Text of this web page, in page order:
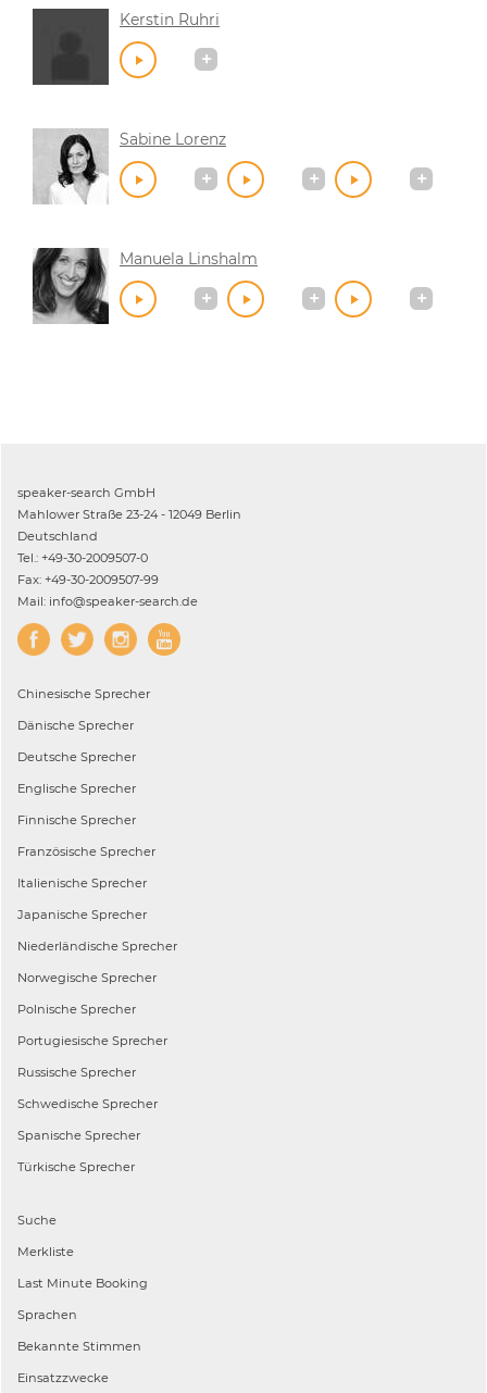
Kerstin Ruhri
Sabine Lorenz
Manuela Linshalm
speaker-search GmbH
Mahlower Straße 23-24 - 12049 Berlin
Deutschland
Tel.: +49-30-2009507-0
Fax: +49-30-2009507-99
Mail: info@speaker-search.de
Chinesische Sprecher
Dänische Sprecher
Deutsche Sprecher
Englische Sprecher
Finnische Sprecher
Französische Sprecher
Italienische Sprecher
Japanische Sprecher
Niederländische Sprecher
Norwegische Sprecher
Polnische Sprecher
Portugiesische Sprecher
Russische Sprecher
Schwedische Sprecher
Spanische Sprecher
Türkische Sprecher
Suche
Merkliste
Last Minute Booking
Sprachen
Bekannte Stimmen
Einsatzzwecke